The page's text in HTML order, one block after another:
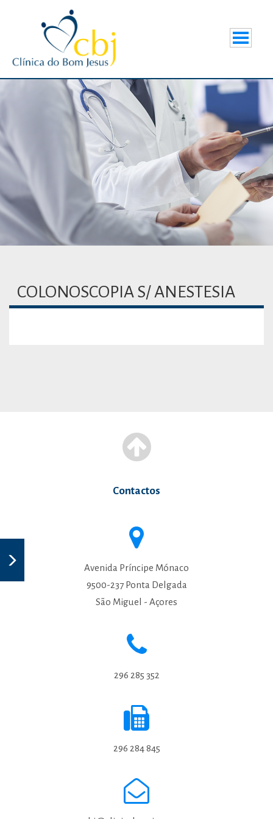
COLONOSCOPIA S/ ANESTESIA
Contactos
Avenida Príncipe Mónaco
9500-237 Ponta Delgada
São Miguel - Açores
296 285 352
296 284 845